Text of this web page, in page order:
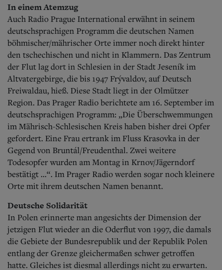
In einem Atemzug
Auch Radio Prague International erwähnt in seinem
deutschsprachigen Programm die deutschen Namen
böhmischer/mährischer Orte immer noch direkt hinter
den tschechischen und nicht in Klammern. Das Zentrum
der Flut lag dort in Schlesien in der Stadt Jeseník im
Altvatergebirge, die bis 1947 Frývaldov, auf Deutsch
Freiwaldau, hieß. Diese Stadt liegt in der Olmützer
Region. Das Prager Radio berichtete am 16. September im
deutschsprachigen Programm: „Die Überschwemmungen
im Mährisch-Schlesischen Kreis haben bisher drei Opfer
gefordert. Eine Frau ertrank im Fluss Krasovka in der
Gegend von Bruntál/Freudenthal. Zwei weitere
Todesopfer wurden am Montag in Krnov/Jägerndorf
bestätigt ...“. Im Prager Radio werden sogar noch kleinere
Orte mit ihrem deutschen Namen benannt.
Deutsche Solidarität
In Polen erinnerte man angesichts der Dimension der
jetzigen Flut wieder an die Oderflut von 1997, die damals
die Gebiete der Bundesrepublik und der Republik Polen
entlang der Grenze gleichermaßen schwer getroffen
hatte. Gleiches ist diesmal allerdings nicht zu erwarten.